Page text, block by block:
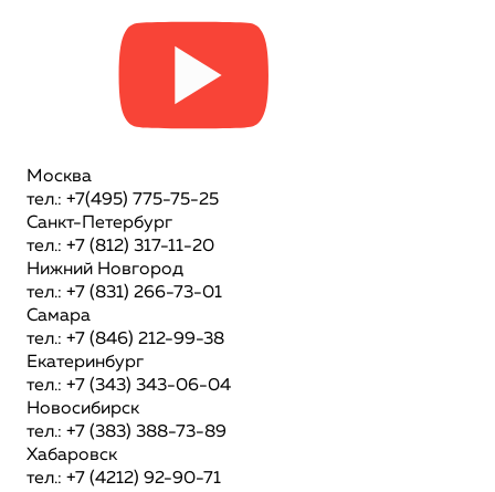
Москва
тел.: +7(495) 775-75-25
Санкт-Петербург
тел.: +7 (812) 317-11-20
Нижний Новгород
тел.: +7 (831) 266-73-01
Самара
тел.: +7 (846) 212-99-38
Екатеринбург
тел.: +7 (343) 343-06-04
Новосибирск
тел.: +7 (383) 388-73-89
Хабаровск
тел.: +7 (4212) 92-90-71